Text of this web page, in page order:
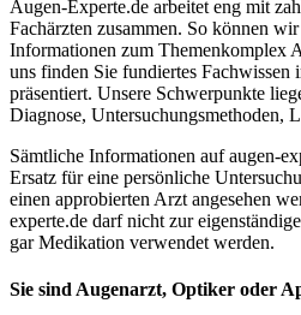
Augen-Experte.de arbeitet eng mit
Fachärzten zusammen. So können
Informationen zum Themenkomplex
uns finden Sie fundiertes Fachwissen
präsentiert. Unsere Schwerpunkte
Diagnose, Untersuchungsmethoden,
Sämtliche Informationen auf augen-
Ersatz für eine persönliche
einen approbierten Arzt angesehen
experte.de darf nicht zur
gar Medikation verwendet werden.
Sie sind Augenarzt, Optiker oder